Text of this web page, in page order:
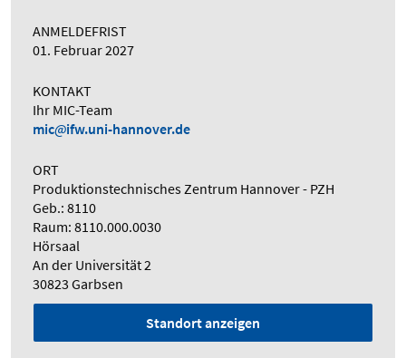
ANMELDEFRIST
01. Februar 2027
KONTAKT
Ihr MIC-Team
mic
ifw.uni-hannover.de
ORT
Produktionstechnisches Zentrum Hannover - PZH
Geb.: 8110
Raum: 8110.000.0030
Hörsaal
An der Universität 2
30823 Garbsen
Standort anzeigen